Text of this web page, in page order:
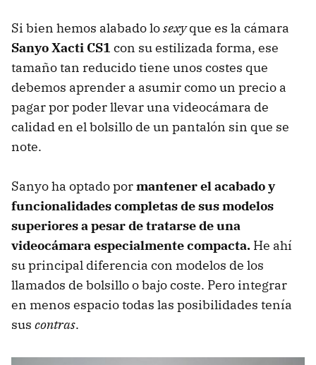
Si bien hemos alabado losexyque es la cámara
Sanyo Xacti CS1 con su estilizada forma, ese
tamaño tan reducido tiene unos costes que
debemos aprender a asumir como un precio a
pagar por poder llevar una videocámara de
calidad en el bolsillo de un pantalón sin que se
note.
Sanyo ha optado pormantener el acabado y
funcionalidades completas de sus modelos
superiores a pesar de tratarse de una
videocámara especialmente compacta. He ahí
su principal diferencia con modelos de los
llamados de bolsillo o bajo coste. Pero integrar
en menos espacio todas las posibilidades tenía
sus contras.